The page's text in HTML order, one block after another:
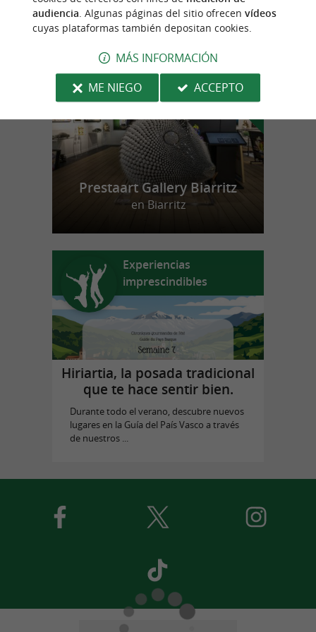
n
u
e
s
t
r
o
f
a
v
o
r
i
t
o
Prestaart Gallery Biarritz
en Biarritz
Experiencias
imprescindibles
Hiriartia, la posada tradicional
que te hace sentir bien.
Durante todo el verano, descubre nuevos
lugares en la Guía del País Vasco a través
de nuestros ...
audiencia. Algunas páginas del sitio ofrecen vídeos
cuyas plataformas también depositan cookies.
MÁS INFORMACIÓN
ME NIEGO
ACCEPTO